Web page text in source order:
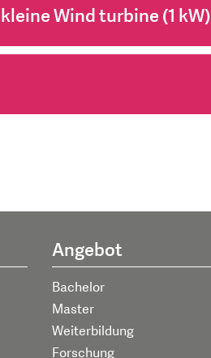
Wind turbine (1 kW)
Angebot
Bachelor
Master
Weiterbildung
Forschung